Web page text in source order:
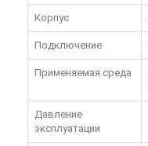
Корпус
Подключение
Применяемая среда
Давление
эксплуатации